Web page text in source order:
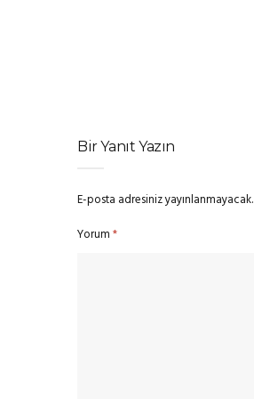
Bir Yanıt Yazın
E-posta adresiniz yayınlanmayacak.
Yorum*